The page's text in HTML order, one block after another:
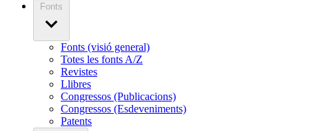
Fonts
Fonts (visió general)
Totes les fonts A/Z
Revistes
Llibres
Congressos (Publicacions)
Congressos (Esdeveniments)
Patents